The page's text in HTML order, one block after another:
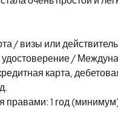
/ визы или
/
карта,
правами: 1 год